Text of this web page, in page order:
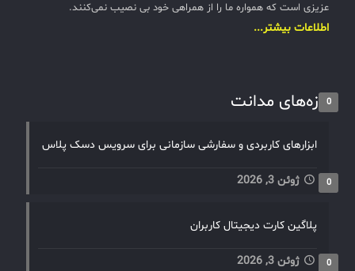
عزیزی است که همواره ما را از همراهی خود بی نصیب نمی‌کنند.
اطلاعات بیشتر...
تازه‌های مدانت0
ابزارهای کاربردی و سفارشی سازمانی برای سرویس دسک پلاس
ژوئن 3, 2026 0
پلاگین کارت دیجیتال کاربران
ژوئن 3, 2026 0